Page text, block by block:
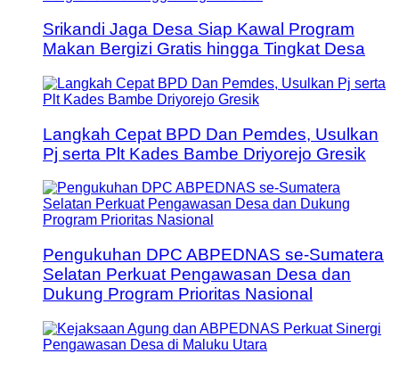
Srikandi Jaga Desa Siap Kawal Program
Makan Bergizi Gratis hingga Tingkat Desa
Langkah Cepat BPD Dan Pemdes, Usulkan
Pj serta Plt Kades Bambe Driyorejo Gresik
Pengukuhan DPC ABPEDNAS se-Sumatera
Selatan Perkuat Pengawasan Desa dan
Dukung Program Prioritas Nasional